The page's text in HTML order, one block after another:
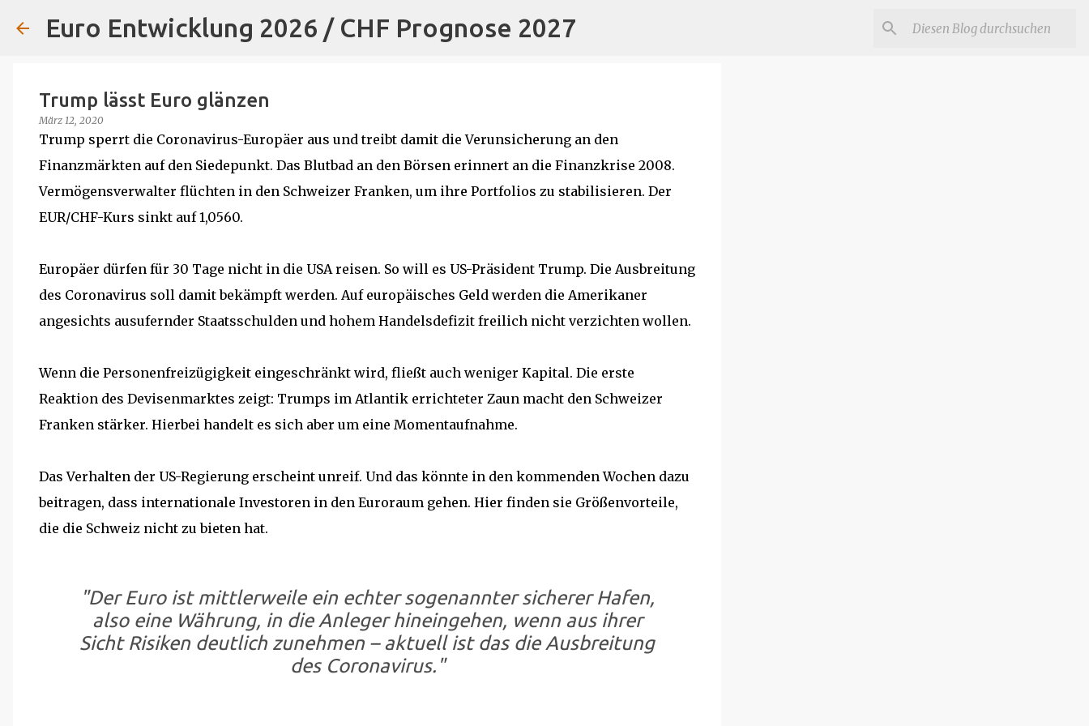
Direkt zum Hauptbereich
Euro Entwicklung 2026 / CHF Prognose 2027
Trump lässt Euro glänzen
März 12, 2020
Trump sperrt die Coronavirus-Europäer aus und treibt damit die Verunsicherung an den
Finanzmärkten auf den Siedepunkt. Das Blutbad an den Börsen erinnert an die Finanzkrise 2008.
Vermögensverwalter flüchten in den Schweizer Franken, um ihre Portfolios zu stabilisieren. Der
EUR/CHF-Kurs sinkt auf 1,0560.
Europäer dürfen für 30 Tage nicht in die USA reisen. So will es US-Präsident Trump. Die Ausbreitung
des Coronavirus soll damit bekämpft werden. Auf europäisches Geld werden die Amerikaner
angesichts ausufernder Staatsschulden und hohem Handelsdefizit freilich nicht verzichten wollen.
Wenn die Personenfreizügigkeit eingeschränkt wird, fließt auch weniger Kapital. Die erste
Reaktion des Devisenmarktes zeigt: Trumps im Atlantik errichteter Zaun macht den Schweizer
Franken stärker. Hierbei handelt es sich aber um eine Momentaufnahme.
Das Verhalten der US-Regierung erscheint unreif. Und das könnte in den kommenden Wochen dazu
beitragen, dass internationale Investoren in den Euroraum gehen. Hier finden sie Größenvorteile,
die die Schweiz nicht zu bieten hat.
"Der Euro ist mittlerweile ein echter sogenannter sicherer Hafen,
also eine Währung, in die Anleger hineingehen, wenn aus ihrer
Sicht Risiken deutlich zunehmen – aktuell ist das die Ausbreitung
des Coronavirus."